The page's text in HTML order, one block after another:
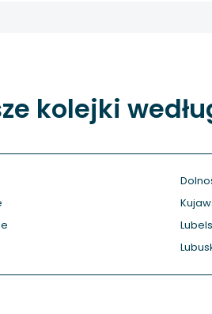
kolejki